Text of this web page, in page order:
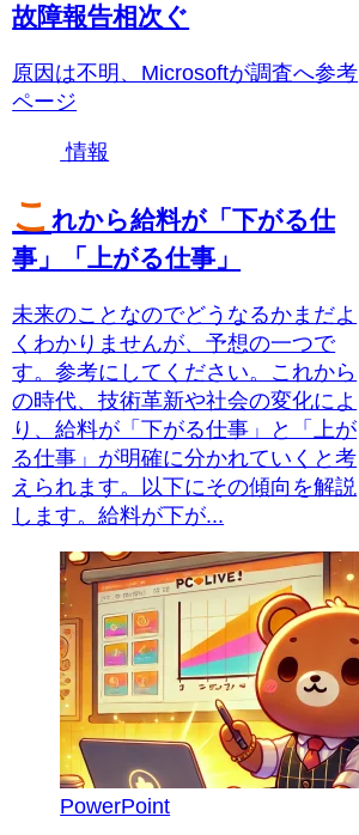
故障報告相次ぐ
原因は不明、Microsoftが調査へ参考
ページ
情報
これから給料が「下がる仕
事」「上がる仕事」
未来のことなのでどうなるかまだよ
くわかりませんが、予想の一つで
す。参考にしてください。これから
の時代、技術革新や社会の変化によ
り、給料が「下がる仕事」と「上が
る仕事」が明確に分かれていくと考
えられます。以下にその傾向を解説
します。給料が下が...
PowerPoint